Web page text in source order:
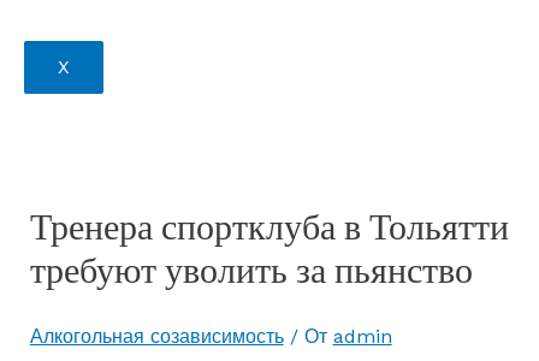
X
Тренера спортклуба в Тольятти
требуют уволить за пьянство
Алкогольная созависимость/ От admin